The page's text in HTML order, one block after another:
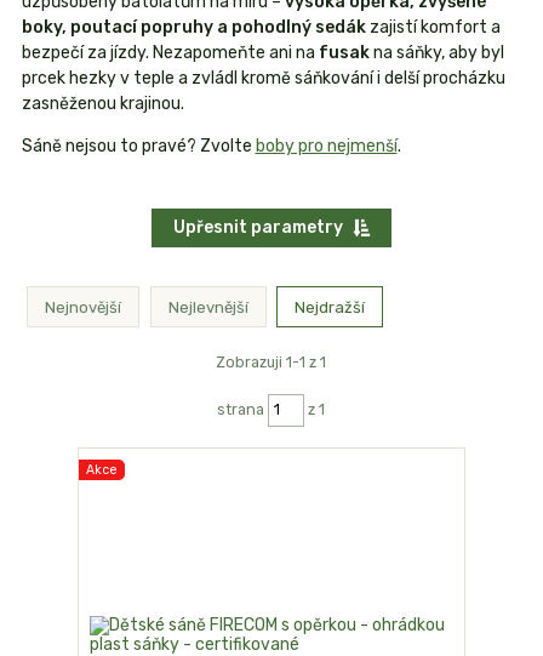
boky, poutací popruhy a pohodlný sedákzajistí komfort a
bezpečí za jízdy. Nezapomeňte ani na fusakna sáňky, aby byl
prcek hezky v teple a zvládl kromě sáňkování i delší procházku
zasněženou krajinou.
Sáně nejsou to pravé? Zvolte boby pro nejmenší.
Upřesnit parametry
Nejnovější Nejlevnější Nejdražší
Zobrazuji 1-1 z 1
strana z 1
Akce